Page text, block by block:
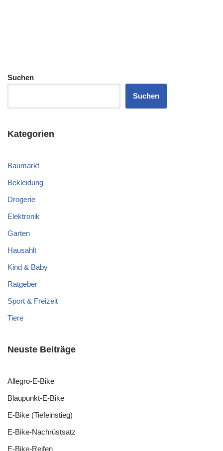
Suchen
Suchen
Kategorien
Baumarkt
Bekleidung
Drogerie
Elektronik
Garten
Hausahlt
Kind & Baby
Ratgeber
Sport & Freizeit
Tiere
Neuste Beiträge
Allegro-E-Bike
Blaupunkt-E-Bike
E-Bike (Tiefeinstieg)
E-Bike-Nachrüstsatz
E-Bike-Reifen